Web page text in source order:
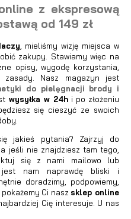
z ekspresową
od 149 zł
, mieliśmy wizję miejsca w
zakupy. Stawiamy więc na
opisy, wygodę korzystania,
zasady. Nasz magazyn jest
do pielęgnacji brody i
wysyłka w 24hi po złożeniu
się cieszyć ze swoich
jakieś pytania? Zajrzyj do
, a jeśli nie znajdziesz tam tego,
się z nami mailowo lub
jest nam naprawdę bliski i
doradzimy, podpowiemy,
Ci nasz sklep online
Cię interesuje. U nas